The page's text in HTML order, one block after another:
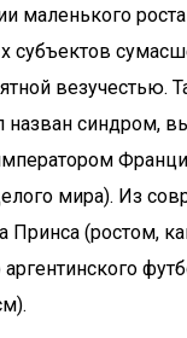
маленького
субъектов
везучестью.
назван синдром,
мира). Из
Принса (ростом,